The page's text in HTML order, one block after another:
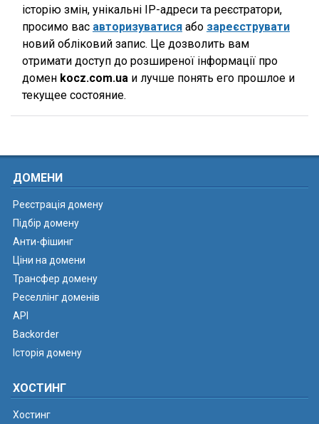
історію змін, унікальні IP-адреси та реєстратори,
просимо вас авторизуватися або зареєструвати
новий обліковий запис. Це дозволить вам
отримати доступ до розширеної інформації про
домен kocz.com.ua и лучше понять его прошлое и
текущее состояние.
ДОМЕНИ
Реєстрація домену
Підбір домену
Анти-фішинг
Ціни на домени
Трансфер домену
Реселлінг доменів
API
Backorder
Історія домену
ХОСТИНГ
Хостинг